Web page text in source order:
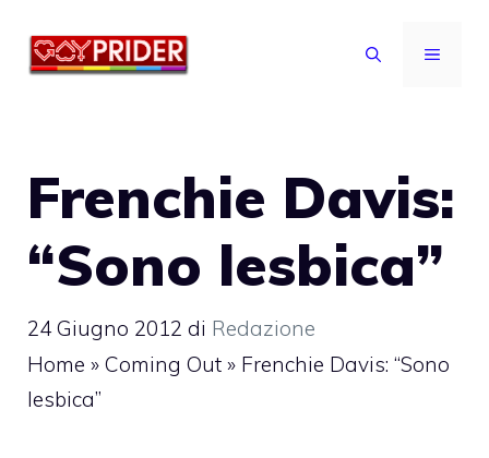
MENU
Frenchie Davis:
“Sono lesbica”
24 Giugno 2012 di Redazione
Home » Coming Out » Frenchie Davis: “Sono
lesbica”